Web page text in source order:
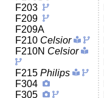
F203
F209
F209A
F210 Celsior
F210N Celsior
F215 Philips
F304
F305